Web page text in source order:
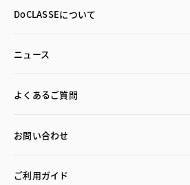
DoCLASSEについて
ニュース
よくあるご質問
お問い合わせ
ご利用ガイド